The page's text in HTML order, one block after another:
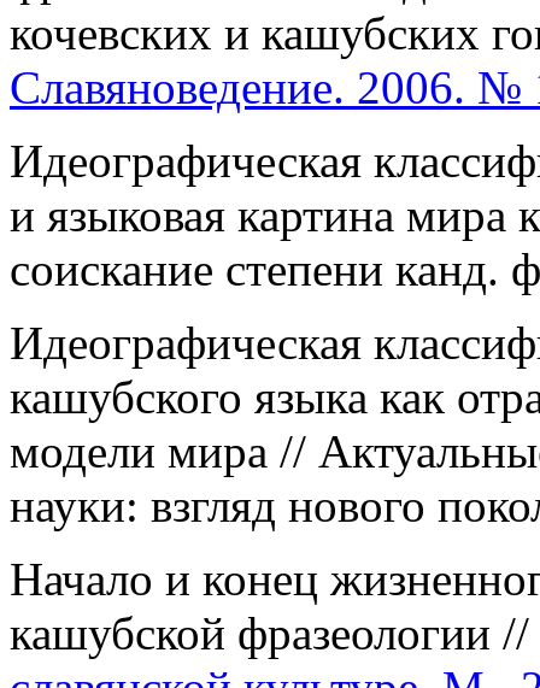
кочевских и кашубских
Славяноведение. 2006. №
Идеографическая
и языковая картина мира
соискание степени
Идеографическая
кашубского языка как
модели мира //
науки: взгляд нового
Начало и конец
кашубской фразеологии //